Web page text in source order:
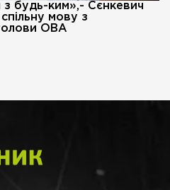
будь-ким»,- Сєнкевич
мову з
ОВА